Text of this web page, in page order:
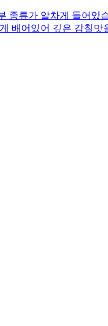
종류가 알차게 들어있
배어있어 깊은 감칠맛